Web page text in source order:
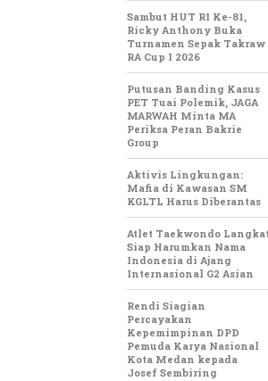
Sambut HUT RI Ke-81,
Ricky Anthony Buka
Turnamen Sepak Takraw
RA Cup I 2026
Putusan Banding Kasus
PET Tuai Polemik, JAGA
MARWAH Minta MA
Periksa Peran Bakrie
Group
Aktivis Lingkungan:
Mafia di Kawasan SM
KGLTL Harus Diberantas
Atlet Taekwondo Langkat
Siap Harumkan Nama
Indonesia di Ajang
Internasional G2 Asian
Rendi Siagian
Percayakan
Kepemimpinan DPD
Pemuda Karya Nasional
Kota Medan kepada
Josef Sembiring